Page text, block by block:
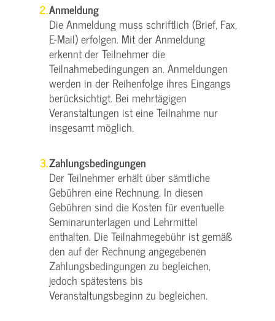
Anmeldung
Die Anmeldung muss schriftlich (Brief, Fax,
E-Mail) erfolgen. Mit der Anmeldung
erkennt der Teilnehmer die
Teilnahmebedingungen an. Anmeldungen
werden in der Reihenfolge ihres Eingangs
berücksichtigt. Bei mehrtägigen
Veranstaltungen ist eine Teilnahme nur
insgesamt möglich.
Zahlungsbedingungen
Der Teilnehmer erhält über sämtliche
Gebühren eine Rechnung. In diesen
Gebühren sind die Kosten für eventuelle
Seminarunterlagen und Lehrmittel
enthalten. Die Teilnahmegebühr ist gemäß
den auf der Rechnung angegebenen
Zahlungsbedingungen zu begleichen,
jedoch spätestens bis
Veranstaltungsbeginn zu begleichen.